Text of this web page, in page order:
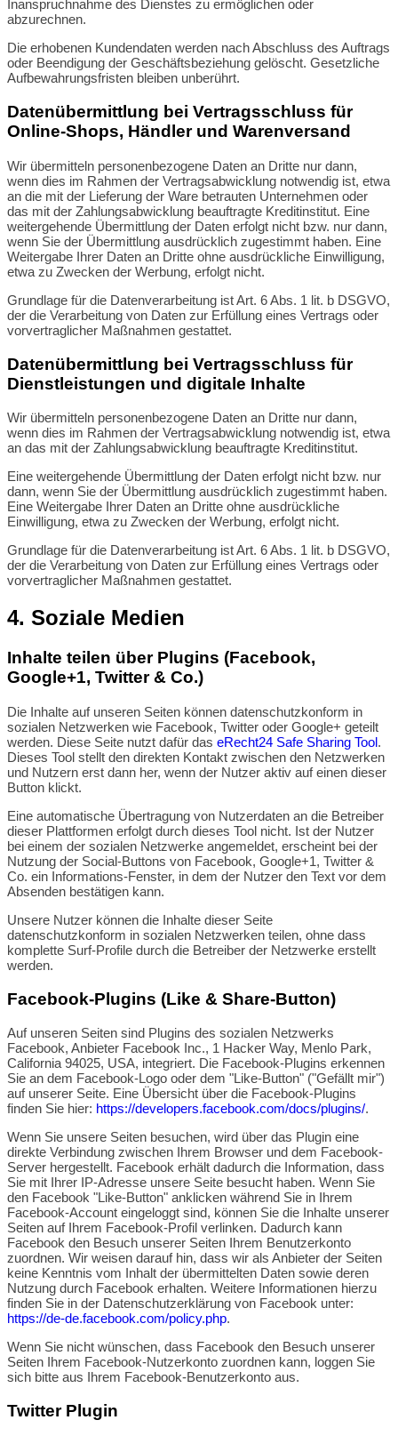
Inanspruchnahme des Dienstes zu ermöglichen oder
abzurechnen.
Die erhobenen Kundendaten werden nach Abschluss des Auftrags
oder Beendigung der Geschäftsbeziehung gelöscht. Gesetzliche
Aufbewahrungsfristen bleiben unberührt.
Datenübermittlung bei Vertragsschluss für
Online-Shops, Händler und Warenversand
Wir übermitteln personenbezogene Daten an Dritte nur dann,
wenn dies im Rahmen der Vertragsabwicklung notwendig ist, etwa
an die mit der Lieferung der Ware betrauten Unternehmen oder
das mit der Zahlungsabwicklung beauftragte Kreditinstitut. Eine
weitergehende Übermittlung der Daten erfolgt nicht bzw. nur dann,
wenn Sie der Übermittlung ausdrücklich zugestimmt haben. Eine
Weitergabe Ihrer Daten an Dritte ohne ausdrückliche Einwilligung,
etwa zu Zwecken der Werbung, erfolgt nicht.
Grundlage für die Datenverarbeitung ist Art. 6 Abs. 1 lit. b DSGVO,
der die Verarbeitung von Daten zur Erfüllung eines Vertrags oder
vorvertraglicher Maßnahmen gestattet.
Datenübermittlung bei Vertragsschluss für
Dienstleistungen und digitale Inhalte
Wir übermitteln personenbezogene Daten an Dritte nur dann,
wenn dies im Rahmen der Vertragsabwicklung notwendig ist, etwa
an das mit der Zahlungsabwicklung beauftragte Kreditinstitut.
Eine weitergehende Übermittlung der Daten erfolgt nicht bzw. nur
dann, wenn Sie der Übermittlung ausdrücklich zugestimmt haben.
Eine Weitergabe Ihrer Daten an Dritte ohne ausdrückliche
Einwilligung, etwa zu Zwecken der Werbung, erfolgt nicht.
Grundlage für die Datenverarbeitung ist Art. 6 Abs. 1 lit. b DSGVO,
der die Verarbeitung von Daten zur Erfüllung eines Vertrags oder
vorvertraglicher Maßnahmen gestattet.
4. Soziale Medien
Inhalte teilen über Plugins (Facebook,
Google+1, Twitter & Co.)
Die Inhalte auf unseren Seiten können datenschutzkonform in
sozialen Netzwerken wie Facebook, Twitter oder Google+ geteilt
werden. Diese Seite nutzt dafür das eRecht24 Safe Sharing Tool.
Dieses Tool stellt den direkten Kontakt zwischen den Netzwerken
und Nutzern erst dann her, wenn der Nutzer aktiv auf einen dieser
Button klickt.
Eine automatische Übertragung von Nutzerdaten an die Betreiber
dieser Plattformen erfolgt durch dieses Tool nicht. Ist der Nutzer
bei einem der sozialen Netzwerke angemeldet, erscheint bei der
Nutzung der Social-Buttons von Facebook, Google+1, Twitter &
Co. ein Informations-Fenster, in dem der Nutzer den Text vor dem
Absenden bestätigen kann.
Unsere Nutzer können die Inhalte dieser Seite
datenschutzkonform in sozialen Netzwerken teilen, ohne dass
komplette Surf-Profile durch die Betreiber der Netzwerke erstellt
werden.
Facebook-Plugins (Like & Share-Button)
Auf unseren Seiten sind Plugins des sozialen Netzwerks
Facebook, Anbieter Facebook Inc., 1 Hacker Way, Menlo Park,
California 94025, USA, integriert. Die Facebook-Plugins erkennen
Sie an dem Facebook-Logo oder dem "Like-Button" ("Gefällt mir")
auf unserer Seite. Eine Übersicht über die Facebook-Plugins
finden Sie hier: https://developers.facebook.com/docs/plugins/.
Wenn Sie unsere Seiten besuchen, wird über das Plugin eine
direkte Verbindung zwischen Ihrem Browser und dem Facebook-
Server hergestellt. Facebook erhält dadurch die Information, dass
Sie mit Ihrer IP-Adresse unsere Seite besucht haben. Wenn Sie
den Facebook "Like-Button" anklicken während Sie in Ihrem
Facebook-Account eingeloggt sind, können Sie die Inhalte unserer
Seiten auf Ihrem Facebook-Profil verlinken. Dadurch kann
Facebook den Besuch unserer Seiten Ihrem Benutzerkonto
zuordnen. Wir weisen darauf hin, dass wir als Anbieter der Seiten
keine Kenntnis vom Inhalt der übermittelten Daten sowie deren
Nutzung durch Facebook erhalten. Weitere Informationen hierzu
finden Sie in der Datenschutzerklärung von Facebook unter:
https://de-de.facebook.com/policy.php.
Wenn Sie nicht wünschen, dass Facebook den Besuch unserer
Seiten Ihrem Facebook-Nutzerkonto zuordnen kann, loggen Sie
sich bitte aus Ihrem Facebook-Benutzerkonto aus.
Twitter Plugin